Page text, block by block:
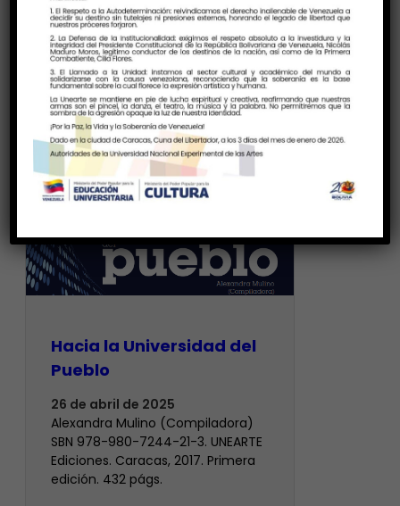
Hacia la Universidad del
Pueblo
26 de abril de 2025
Alexandra Mulino (Compiladora)
SBN 978-980-7244-21-3. UNEARTE
Ediciones. Caracas, 2017. Primera
edición. 432 págs.